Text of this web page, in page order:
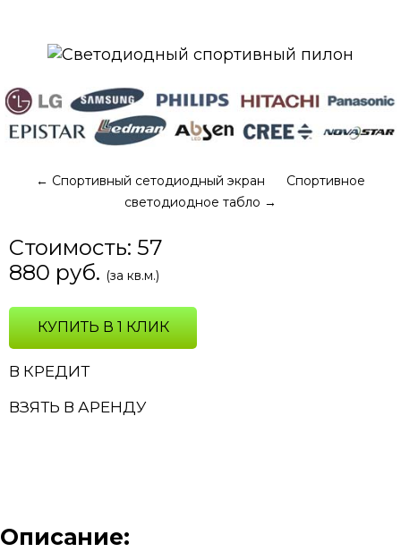
← Спортивный сетодиодный экран
Спортивное
светодиодное табло →
Стоимость: 57
880 руб. (за кв.м.)
КУПИТЬ В 1 КЛИК
В КРЕДИТ
ВЗЯТЬ В АРЕНДУ
Описание: